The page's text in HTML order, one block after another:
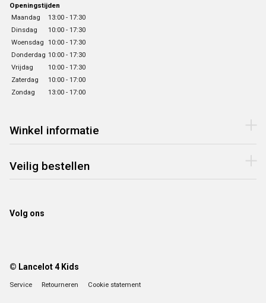
Openingstijden
Maandag
13:00 - 17:30
Dinsdag
10:00 - 17:30
Woensdag 10:00 - 17:30
Donderdag 10:00 - 17:30
Vrijdag
10:00 - 17:30
Zaterdag
10:00 - 17:00
Zondag
13:00 - 17:00
Winkel informatie
Veilig bestellen
Volg ons
© Lancelot 4 Kids
Service Retourneren Cookie statement